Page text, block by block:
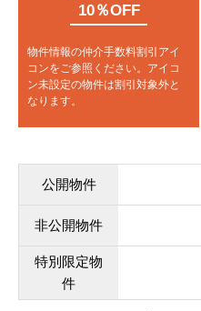
10％OFF
物件情報の仲介手数料割引アイ
コンをご参照ください。 アイコ
ン未設定の物件は割引対象外と
なります。
公開物件
非公開物件
特別限定物
件